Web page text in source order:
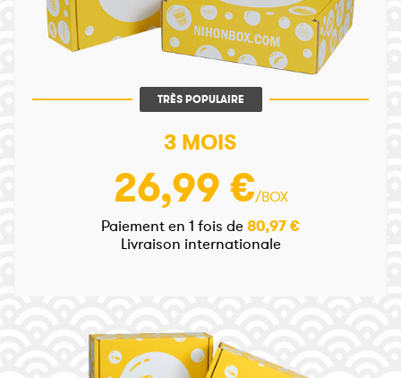
TRÈS POPULAIRE
3 MOIS
26,99 €/BOX
Paiement en 1 fois de 80,97 €
Livraison internationale